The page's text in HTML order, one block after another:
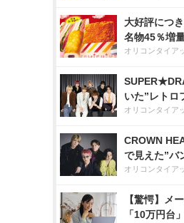
大好評につ
名物45％増
オリコンタイア
いた”レトロ
オリコンタイア
CROWN
で見えた”バ
オリコンタイア
【驚愕】メ
「10万円台